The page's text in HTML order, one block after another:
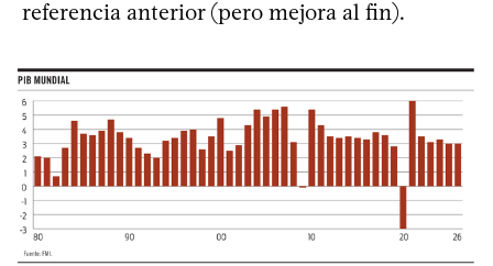
referencia anterior (pero mejora al fin).